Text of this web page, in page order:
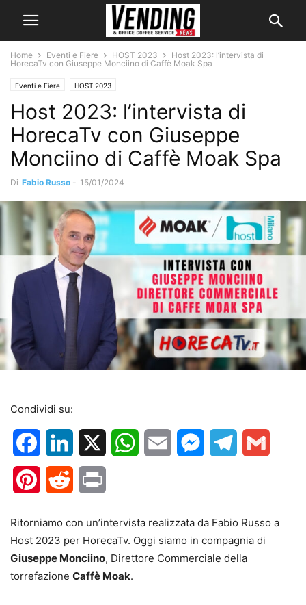
Home Eventi e Fiere HOST 2023
Host 2023: l’intervista di
HorecaTv con Giuseppe Monciino di Caffè Moak Spa
Eventi e Fiere HOST 2023
Host 2023: l’intervista di
HorecaTv con Giuseppe
Monciino di Caffè Moak Spa
Di Fabio Russo - 15/01/2024
Condividi su:
FacebookLinkedIn WhatsApp
Email MessengerTelegram
PinterestReddit
Ritorniamo con un’intervista realizzata da Fabio Russo a
Host 2023 per HorecaTv. Oggi siamo in compagnia di
Giuseppe Monciino, Direttore Commerciale della
torrefazione Caffè Moak.